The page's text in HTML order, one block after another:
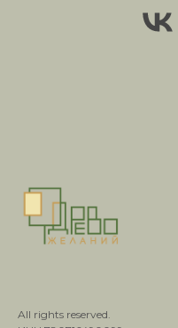
All rights reserved.